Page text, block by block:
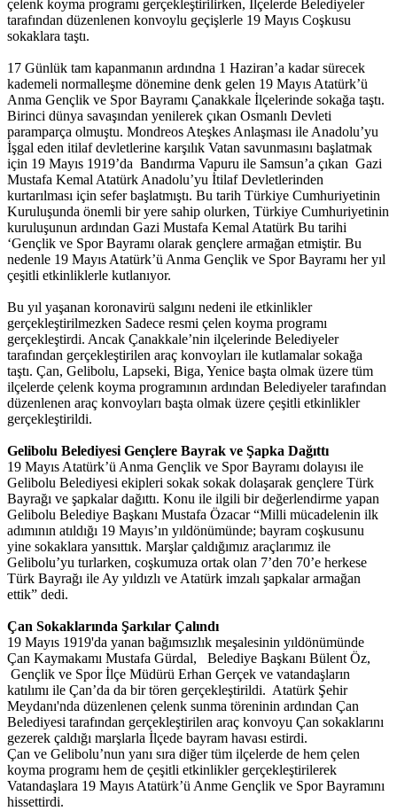
çelenk koyma programı gerçekleştirilirken, İlçelerde Belediyeler
tarafından düzenlenen konvoylu geçişlerle 19 Mayıs Coşkusu
sokaklara taştı.
17 Günlük tam kapanmanın ardındna 1 Haziran’a kadar sürecek
kademeli normalleşme dönemine denk gelen 19 Mayıs Atatürk’ü
Anma Gençlik ve Spor Bayramı Çanakkale İlçelerinde sokağa taştı.
Birinci dünya savaşından yenilerek çıkan Osmanlı Devleti
paramparça olmuştu. Mondreos Ateşkes Anlaşması ile Anadolu’yu
İşgal eden itilaf devletlerine karşılık Vatan savunmasını başlatmak
için 19 Mayıs 1919’da Bandırma Vapuru ile Samsun’a çıkan Gazi
Mustafa Kemal Atatürk Anadolu’yu İtilaf Devletlerinden
kurtarılması için sefer başlatmıştı. Bu tarih Türkiye Cumhuriyetinin
Kuruluşunda önemli bir yere sahip olurken, Türkiye Cumhuriyetinin
kuruluşunun ardından Gazi Mustafa Kemal Atatürk Bu tarihi
‘Gençlik ve Spor Bayramı olarak gençlere armağan etmiştir. Bu
nedenle 19 Mayıs Atatürk’ü Anma Gençlik ve Spor Bayramı her yıl
çeşitli etkinliklerle kutlanıyor.
Bu yıl yaşanan koronavirü salgını nedeni ile etkinlikler
gerçekleştirilmezken Sadece resmi çelen koyma programı
gerçekleştirdi. Ancak Çanakkale’nin ilçelerinde Belediyeler
tarafından gerçekleştirilen araç konvoyları ile kutlamalar sokağa
taştı. Çan, Gelibolu, Lapseki, Biga, Yenice başta olmak üzere tüm
ilçelerde çelenk koyma programının ardından Belediyeler tarafından
düzenlenen araç konvoyları başta olmak üzere çeşitli etkinlikler
gerçekleştirildi.
Gelibolu Belediyesi Gençlere Bayrak ve Şapka Dağıttı
19 Mayıs Atatürk’ü Anma Gençlik ve Spor Bayramı dolayısı ile
Gelibolu Belediyesi ekipleri sokak sokak dolaşarak gençlere Türk
Bayrağı ve şapkalar dağıttı. Konu ile ilgili bir değerlendirme yapan
Gelibolu Belediye Başkanı Mustafa Özacar “Milli mücadelenin ilk
adımının atıldığı 19 Mayıs’ın yıldönümünde; bayram coşkusunu
yine sokaklara yansıttık. Marşlar çaldığımız araçlarımız ile
Gelibolu’yu turlarken, coşkumuza ortak olan 7’den 70’e herkese
Türk Bayrağı ile Ay yıldızlı ve Atatürk imzalı şapkalar armağan
ettik” dedi.
Çan Sokaklarında Şarkılar Çalındı
19 Mayıs 1919'da yanan bağımsızlık meşalesinin yıldönümünde
Çan Kaymakamı Mustafa Gürdal, Belediye Başkanı Bülent Öz,
Gençlik ve Spor İlçe Müdürü Erhan Gerçek ve vatandaşların
katılımı ile Çan’da da bir tören gerçekleştirildi. Atatürk Şehir
Meydanı'nda düzenlenen çelenk sunma töreninin ardından Çan
Belediyesi tarafından gerçekleştirilen araç konvoyu Çan sokaklarını
gezerek çaldığı marşlarla İlçede bayram havası estirdi.
Çan ve Gelibolu’nun yanı sıra diğer tüm ilçelerde de hem çelen
koyma programı hem de çeşitli etkinlikler gerçekleştirilerek
Vatandaşlara 19 Mayıs Atatürk’ü Anme Gençlik ve Spor Bayramını
hissettirdi.